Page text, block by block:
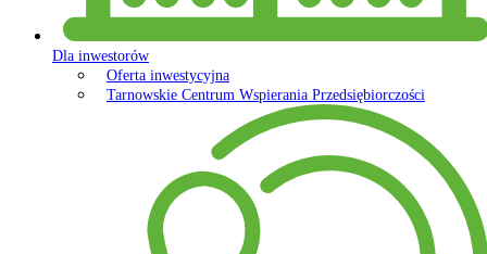
Dla inwestorów
Oferta inwestycyjna
Tarnowskie Centrum Wspierania Przedsiębiorczości